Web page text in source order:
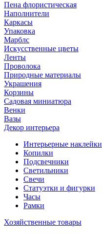
Пена флористическая
Наполнители
Каркасы
Упаковка
Марблс
Искусственные цветы
Ленты
Проволока
Природные материалы
Украшения
Корзины
Садовая миниатюра
Венки
Вазы
Декор интерьера
Интерьерные наклейки
Копилки
Подсвечники
Светильники
Свечи
Статуэтки и фигурки
Часы
Рамки
Хозяйственные товары